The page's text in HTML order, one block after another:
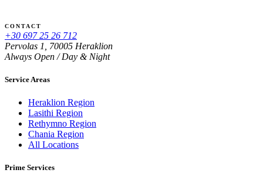
CONTACT
+30 697 25 26 712
Pervolas 1, 70005 Heraklion
Always Open / Day & Night
Service Areas
Heraklion Region
Lasithi Region
Rethymno Region
Chania Region
All Locations
Prime Services